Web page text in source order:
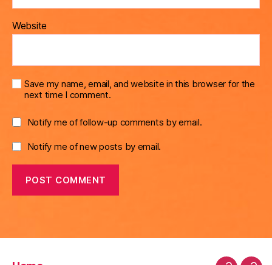
Website
Save my name, email, and website in this browser for the
next time I comment.
Notify me of follow-up comments by email.
Notify me of new posts by email.